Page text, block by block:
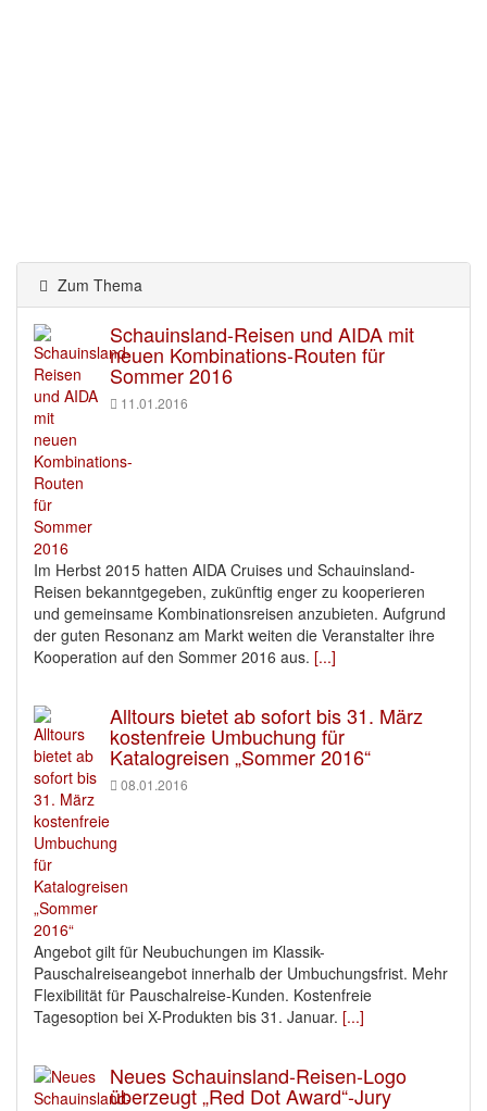
Zum Thema
Schauinsland-Reisen und AIDA mit
neuen Kombinations-Routen für
Sommer 2016
11.01.2016
Im Herbst 2015 hatten AIDA Cruises und Schauinsland-
Reisen bekanntgegeben, zukünftig enger zu kooperieren
und gemeinsame Kombinationsreisen anzubieten. Aufgrund
der guten Resonanz am Markt weiten die Veranstalter ihre
Kooperation auf den Sommer 2016 aus. [...]
Alltours bietet ab sofort bis 31. März
kostenfreie Umbuchung für
Katalogreisen „Sommer 2016“
08.01.2016
Angebot gilt für Neubuchungen im Klassik-
Pauschalreiseangebot innerhalb der Umbuchungsfrist. Mehr
Flexibilität für Pauschalreise-Kunden. Kostenfreie
Tagesoption bei X-Produkten bis 31. Januar. [...]
Neues Schauinsland-Reisen-Logo
überzeugt „Red Dot Award“-Jury